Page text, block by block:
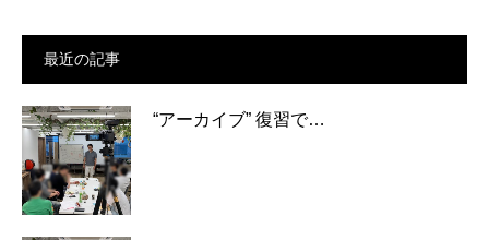
最近の記事
“アーカイブ” 復習で…